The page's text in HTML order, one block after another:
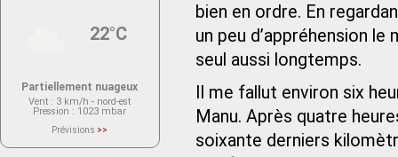
bien en ordre. En
un peu d’appréhension
seul aussi longtemps.
Il me fallut environ six
Manu. Après quatre
soixante derniers
22°C
Partiellement nuageux
Vent : 3 km/h - nord-est
Pression : 1023 mbar
Prévisions >>
actuellement aucune prévision